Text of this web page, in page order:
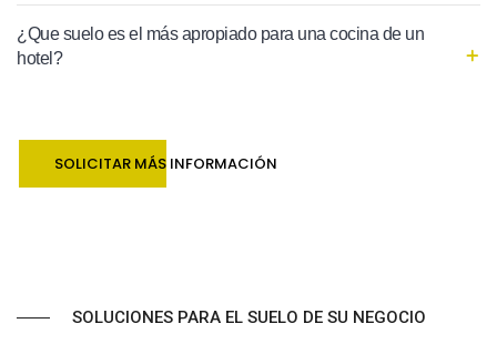
¿Que suelo es el más apropiado para una cocina de un
hotel?
SOLICITAR MÁS INFORMACIÓN
SOLUCIONES PARA EL SUELO DE SU NEGOCIO